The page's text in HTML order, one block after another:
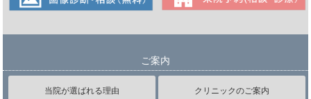
ご案内
当院が選ばれる理由 クリニックのご案内